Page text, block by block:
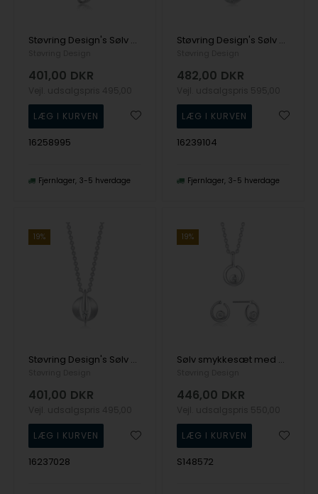
Støvring Design's Sølv halskæde
401,00 DKR
16258995
Fjernlager 3-5 hverdage
Støvring Design's Sølv halskæde
482,00 DKR
16239104
Fjernlager 3-5 hverdage
19%
Støvring Design's Sølv halskæde
401,00 DKR
16237028
19%
Sølv smykkesæt med cirkeldesign og skinnende zirkoner, Støvring
446,00 DKR
S148572